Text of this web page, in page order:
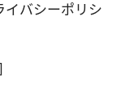
イバシーポリシ